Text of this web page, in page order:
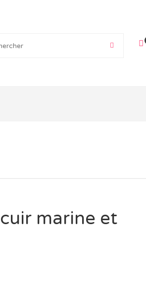
marine et